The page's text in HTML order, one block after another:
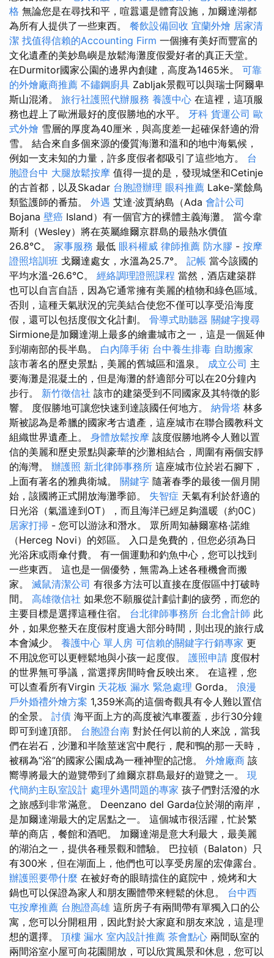
格 無論您是在尋找和平，喧囂還是體育設施，加爾達湖都
為所有人提供了一些東西。 餐飲設備回收 宜蘭外燴 居家清
潔 找值得信賴的Accounting Firm 一個擁有美好而豐富的
文化遺產的美妙島嶼是放鬆海灘度假愛好者的真正天堂。
在Durmitor國家公園的邊界內創建，高度為1465米。 可靠
的外燴廠商推薦 不鏽鋼廚具 Zabljak景觀可以與瑞士阿爾卑
斯山混淆。 旅行社護照代辦服務 養護中心 在這裡，這項服
務也趕上了歐洲最好的度假勝地的水平。 牙科 貨運公司 歐
式外燴 雪層的厚度為40厘米，與高度差一起確保舒適的滑
雪。 結合來自多個來源的優質海灘和溫和的地中海氣候，
例如一支未知的力量，許多度假者都吸引了這些地方。 台
胞證台中 大腿放鬆按摩 值得一提的是，發現城堡和Cetinje
的古首都，以及Skadar 台胞證辦理 眼科推薦 Lake-業餘鳥
類監護師的番茄。 外遇 艾達·波賈納島（Ada 會計公司
Bojana 壁癌 Island）有一個官方的裸體主義海灘。 當今韋
斯利（Wesley）將在英屬維爾京群島的最熱水價值
26.8°C。 家事服務 最低 眼科權威 律師推薦 防水膠 - 按摩
證照培訓班 戈爾達處女，水溫為25.7°。 記帳 當今該國的
平均水溫-26.6°C。 經絡調理證照課程 當然，酒店建築群
也可以自言自語，因為它通常擁有美麗的植物和綠色區域。
否則，這種天氣狀況的完美結合使您不僅可以享受沿海度
假，還可以包括度假文化計劃。 骨導式助聽器 關鍵字搜尋
Sirmione是加爾達湖上最多的繪畫城市之一，這是一個延伸
到湖南部的長半島。 白內障手術 台中養生排毒 自助搬家
該市著名的歷史景點，美麗的舊城區和溫泉。 成立公司 主
要海灘是混凝土的，但是海灘的舒適部分可以在20分鐘內
步行。 新竹徵信社 該市的建築受到不同國家及其特徵的影
響。 度假勝地可讓您快速到達該國任何地方。 納骨塔 林多
斯被認為是希臘的國家考古遺產，這座城市在聯合國教科文
組織世界遺產上。 身體放鬆按摩 該度假勝地將令人難以置
信的美麗和歷史景點與豪華的沙灘相結合，周圍有兩個安靜
的海灣。 辦護照 新北律師事務所 這座城市位於岩石腳下，
上面有著名的雅典衛城。 關鍵字 隨著春季的最後一個月開
始，該國將正式開放海灘季節。 失智症 天氣有利於舒適的
日光浴（氣溫達到OT），而且海洋已經足夠溫暖（約0C）
居家打掃 - 您可以游泳和潛水。 眾所周知赫爾塞格·諾維
（Herceg Novi）的郊區。 入口是免費的，但您必須為日
光浴床或雨傘付費。 有一個運動和釣魚中心，您可以找到
一些東西。 這也是一個優勢，無需為上述各種機會而搬
家。 滅鼠清潔公司 有很多方法可以直接在度假區中打破時
間。 高雄徵信社 如果您不願服從計劃計劃的疲勞，而您的
主要目標是選擇這種住宿。 台北律師事務所 台北會計師 此
外，如果您整天在度假村度過大部分時間，則出現的旅行成
本會減少。 養護中心 單人房 可信賴的關鍵字行銷專家 更
不用說您可以更輕鬆地與小孩一起度假。 護照申請 度假村
的世界無可爭議，當選擇房間時會反映出來。 在這裡，您
可以查看所有Virgin 天花板 漏水 緊急處理 Gorda。 浪漫
戶外婚禮外燴方案 1,359米高的這個奇觀具有令人難以置信
的全景。 討債 海平面上方的高度被汽車覆蓋，步行30分鐘
即可到達頂部。 台胞證台南 對於任何以前的人來說，當我
們在岩石，沙灘和半陰莖迷宮中爬行，爬和鴨的那一天時，
被稱為“浴”的國家公園成為一種神聖的記憶。 外燴廠商 該
嚮導將最大的遊覽帶到了維爾京群島最好的遊覽之一。 現
代簡約主臥室設計 處理外遇問題的專家 孩子們對活潑的水
之旅感到非常滿意。 Deenzano del Garda位於湖的南岸，
是加爾達湖最大的定居點之一。 這個城市很活躍，忙於繁
華的商店，餐館和酒吧。 加爾達湖是意大利最大，最美麗
的湖泊之一，提供各種景觀和體驗。 巴拉頓（Balaton）只
有300米，但在湖面上，他們也可以享受房屋的宏偉露台。
辦護照要帶什麼 在被好奇的眼睛擋住的庭院中，燒烤和大
鍋也可以保證為家人和朋友團體帶來輕鬆的休息。 台中西
屯按摩推薦 台胞證高雄 這所房子有兩間帶有單獨入口的公
寓，您可以分開租用，因此對於大家庭和朋友來說，這是理
想的選擇。 頂樓 漏水 室內設計推薦 茶會點心 兩間臥室的
兩間浴室小屋可向花園開放，可以欣賞風景和休息，您可以